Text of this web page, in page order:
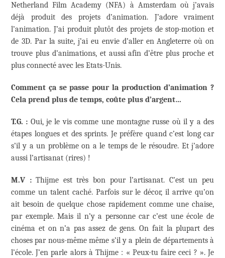
Netherland Film Academy (NFA) à Amsterdam où j’avais
déjà produit des projets d’animation. J’adore vraiment
l’animation. J’ai produit plutôt des projets de stop-motion et
de 3D. Par la suite, j’ai eu envie d’aller en Angleterre où on
trouve plus d’animations, et aussi afin d’être plus proche et
plus connecté avec les Etats-Unis.
Comment ça se passe pour la production d’animation ?
Cela prend plus de temps, coûte plus d’argent…
T.G. : Oui, je le vis comme une montagne russe où il y a des
étapes longues et des sprints. Je préfère quand c’est long car
s’il y a un problème on a le temps de le résoudre. Et j’adore
aussi l’artisanat (rires) !
M.V :Thijme est très bon pour l’artisanat. C’est un peu
comme un talent caché. Parfois sur le décor, il arrive qu’on
ait besoin de quelque chose rapidement comme une chaise,
par exemple. Mais il n’y a personne car c’est une école de
cinéma et on n’a pas assez de gens. On fait la plupart des
choses par nous-même même s’il y a plein de départements à
l’école. J’en parle alors à Thijme : « Peux-tu faire ceci ? ». Je